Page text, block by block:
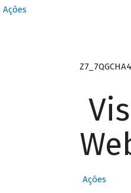
Ações
Ações